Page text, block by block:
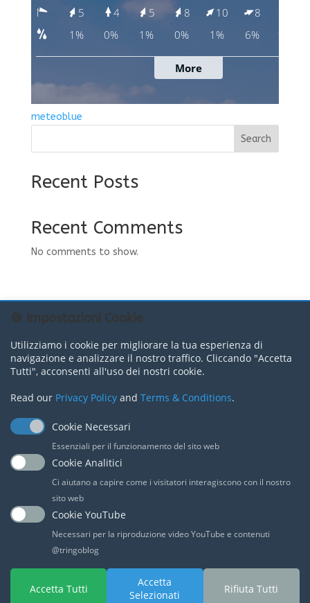
meteoblue
Search
Recent Posts
Recent Comments
No comments to show.
Video ShortTop
🍪 Impostazioni Cookie
Utilizziamo i cookie per migliorare la tua esperienza di
navigazione e analizzare il nostro traffico. Cliccando "Accetta
Tutti", acconsenti all'uso dei nostri cookie.
Read our Privacy Policy and Terms & Conditions.
Cookie Necessari
Essenziali per il funzionamento del sito web
Cookie Analitici
Ci aiutano a capire come i visitatori interagiscono con il nostro
sito web
Cookie YouTube
Necessari per la riproduzione video YouTube e contenuti
@tringoblog
Accetta Tutti
Accetta
Selezionati
Rifiuta Tutti